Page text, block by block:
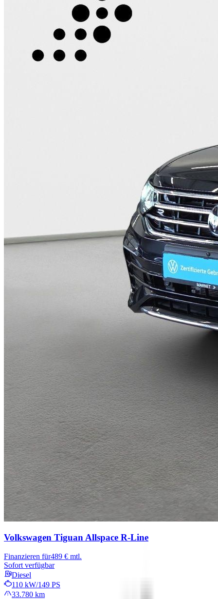
Volkswagen Tiguan Allspace R-Line
Finanzieren für489 € mtl.
Sofort verfügbar
Diesel
110 kW/149 PS
33.780 km